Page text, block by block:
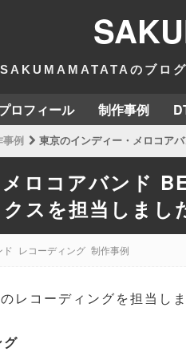
のブロ
ロフィール 制作事例
事例 東京のインディー・メロコアバンド BEST
ロコアバンド
スを担当しまし
ド レコーディング 制作事例
コーディングを担当しま